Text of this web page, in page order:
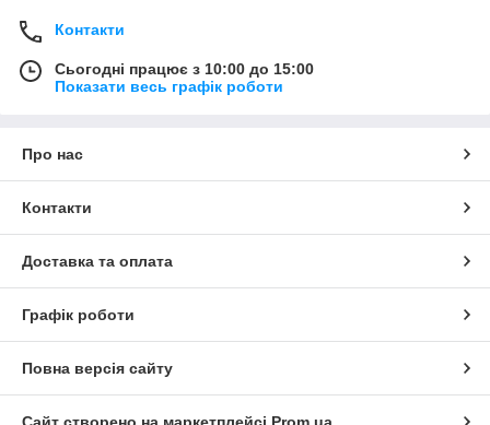
Контакти
Сьогодні працює з 10:00 до 15:00
Показати весь графік роботи
Про нас
Контакти
Доставка та оплата
Графік роботи
Повна версія сайту